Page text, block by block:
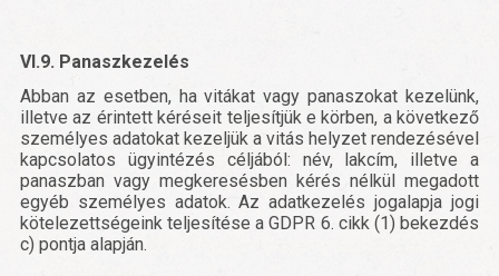
VI.9. Panaszkezelés
Abban az esetben, ha vitákat vagy panaszokat kezelünk,
illetve az érintett kéréseit teljesítjük e körben, a következő
személyes adatokat kezeljük a vitás helyzet rendezésével
kapcsolatos ügyintézés céljából: név, lakcím, illetve a
panaszban vagy megkeresésben kérés nélkül megadott
egyéb személyes adatok. Az adatkezelés jogalapja jogi
kötelezettségeink teljesítése a GDPR 6. cikk (1) bekezdés
c) pontja alapján.